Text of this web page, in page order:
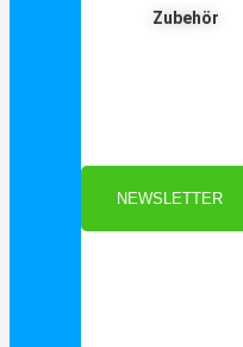
Zubehör
Als Danke schön
NEWSLETTER